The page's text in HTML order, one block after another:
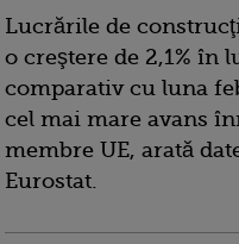
Lucrările de
o creştere de 2,1% în
comparativ cu luna
cel mai mare avans
membre UE, arată
Eurostat.